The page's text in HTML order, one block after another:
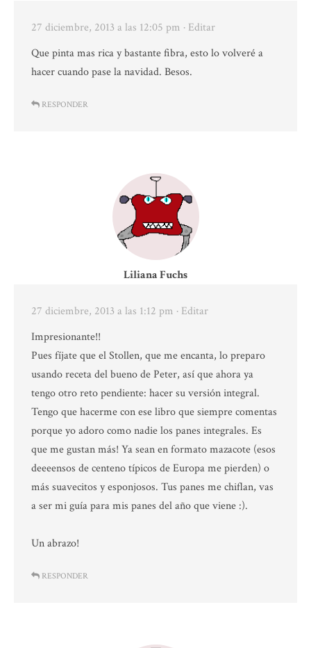
27 diciembre, 2013 a las 12:05 pm · Editar
Que pinta mas rica y bastante fibra, esto lo volveré a
hacer cuando pase la navidad. Besos.
RESPONDER
Liliana Fuchs
27 diciembre, 2013 a las 1:12 pm · Editar
Impresionante!!
Pues fíjate que el Stollen, que me encanta, lo preparo
usando receta del bueno de Peter, así que ahora ya
tengo otro reto pendiente: hacer su versión integral.
Tengo que hacerme con ese libro que siempre comentas
porque yo adoro como nadie los panes integrales. Es
que me gustan más! Ya sean en formato mazacote (esos
deeeensos de centeno típicos de Europa me pierden) o
más suavecitos y esponjosos. Tus panes me chiflan, vas
a ser mi guía para mis panes del año que viene :).
Un abrazo!
RESPONDER